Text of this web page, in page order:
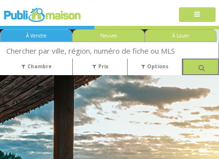
À Vendre Neuves À Louer
Chambre Prix Options